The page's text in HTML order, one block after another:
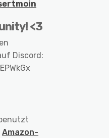
<3
Discord:
Amazon-